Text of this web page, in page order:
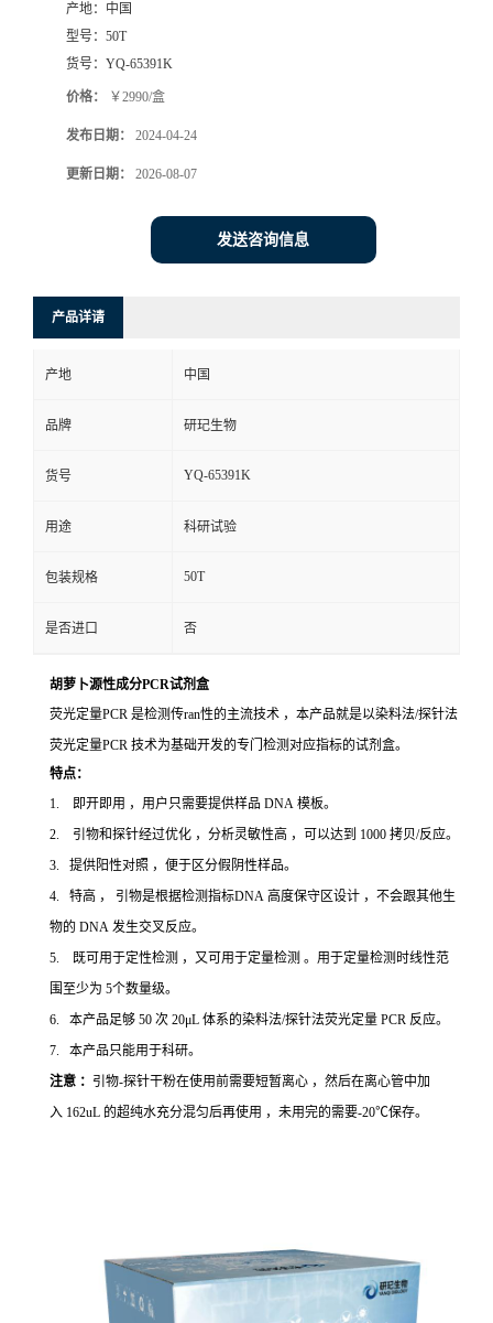
产地： 中国
型号： 50T
货号： YQ-65391K
价格： ￥2990/盒
发布日期： 2024-04-24
更新日期： 2026-08-07
发送咨询信息
产品详请
产地 中国
品牌 研玘生物
货号 YQ-65391K
用途 科研试验
包装规格 50T
是否进口 否
胡萝卜源性成分PCR试剂盒
荧光定量PCR 是检测传ran性的主流技术 ，本产品就是以染料法/探针法
荧光定量PCR 技术为基础开发的专门检测对应指标的试剂盒。
特点：
1. 即开即用 ，用户只需要提供样品 DNA 模板。
2. 引物和探针经过优化 ，分析灵敏性高 ，可以达到 1000 拷贝/反应。
3. 提供阳性对照 ，便于区分假阴性样品。
4. 特高 ， 引物是根据检测指标DNA 高度保守区设计 ，不会跟其他生
物的 DNA 发生交叉反应。
5. 既可用于定性检测 ，又可用于定量检测 。用于定量检测时线性范
围至少为 5个数量级。
6. 本产品足够 50 次 20μL 体系的染料法/探针法荧光定量 PCR 反应。
7. 本产品只能用于科研。
注意 ： 引物-探针干粉在使用前需要短暂离心 ，然后在离心管中加
入 162uL 的超纯水充分混匀后再使用 ，未用完的需要-20℃保存。